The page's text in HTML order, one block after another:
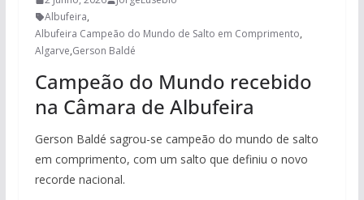
Albufeira,
Albufeira Campeão do Mundo de Salto em Comprimento,
Algarve,Gerson Baldé
Campeão do Mundo recebido
na Câmara de Albufeira
Gerson Baldé sagrou-se campeão do mundo de salto
em comprimento, com um salto que definiu o novo
recorde nacional.